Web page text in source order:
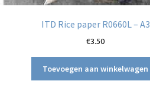
ITD Rice paper R0660L – A3
€3.50
Toevoegen aan winkelwagen